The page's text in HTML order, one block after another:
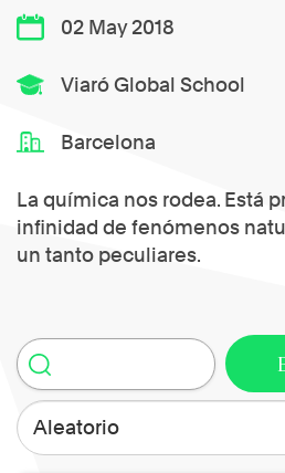
02 May 2018
Viaró Global School
Barcelona
La química nos rodea. Está
infinidad de fenómenos
un tanto peculiares.
Aleatorio